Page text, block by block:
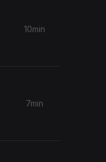
10min
7min